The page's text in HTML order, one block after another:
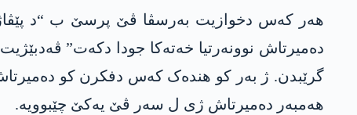
گرێبدن. ژ بەر کو ھندەک کەس دفکرن کو
ھەمبەر دەمیرتاش ژی ل سەر ڤێ یەکێ چێبوویە.